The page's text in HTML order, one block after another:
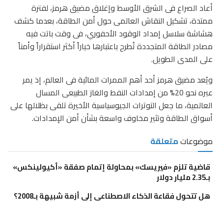
أعاد الصراع فى الشرق الأوسط وإغلاق مضيق هرمز، لفترة
ممتدة، تشكيل النقاش العالمى حول أمن الطاقة، بعدما كشف
هشاشة سلاسل إمداد الوقود الأحفوري، فى وقت باتت فيه
مصادر الطاقة المتجددة تُطرح باعتبارها خياراً أكثر استقراراً وأمناً
على المدى الطويل.
ويُعد مضيق هرمز أحد أهم الممرات المائية فى العالم، إذ يمر
عبره نحو 20% من إمدادات النفط والغاز الطبيعى المسال
العالمية، ما جعل التوترات الجيوسياسية الأخيرة تلقى بظلالها على
أسواق الطاقة وتثير مخاوف واسعة بشأن أمن الإمدادات.
موضوعاتمتعلقة
قاضية تلزم «فيريسك» بمحاولة إتمام صفقة «أكيولينكس»
بـ2.35 مليار دولار
هل تتحول فقاعة الذكاء الاصطناعى إلى أزمة شبيهة بـ2008؟